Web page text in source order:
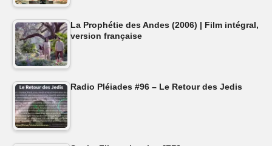
La Prophétie des Andes (2006) | Film intégral,
version française
Radio Pléiades #96 – Le Retour des Jedis